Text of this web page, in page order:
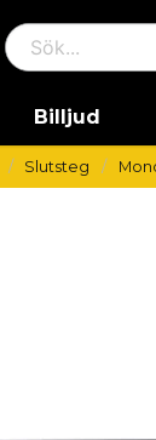
Billjud
Slutsteg